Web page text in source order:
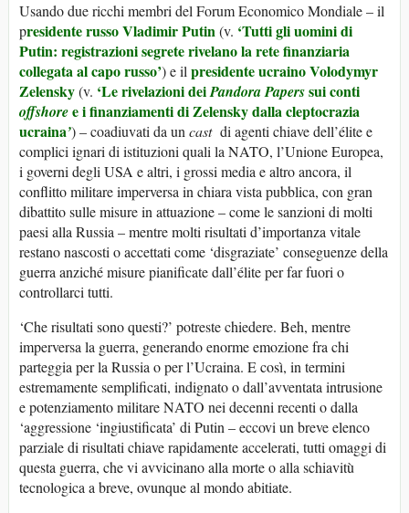
Usando due ricchi membri del Forum Economico Mondiale – il
presidente russo Vladimir Putin(v. ‘Tutti gli uomini di
Putin: registrazioni segrete rivelano la rete finanziaria
collegata al capo russo’) e ilpresidente ucraino Volodymyr
Zelensky(v. ‘Le rivelazioni deiPandora Paperssui conti
offshoree i finanziamenti di Zelensky dalla cleptocrazia
ucraina’) – coadiuvati da uncast di agenti chiave dell’élite e
complici ignari di istituzioni quali la NATO, l’Unione Europea,
i governi degli USA e altri, i grossi media e altro ancora, il
conflitto militare imperversa in chiara vista pubblica, con gran
dibattito sulle misure in attuazione – come le sanzioni di molti
paesi alla Russia – mentre molti risultati d’importanza vitale
restano nascosti o accettati come ‘disgraziate’ conseguenze della
guerra anziché misure pianificate dall’élite per far fuori o
controllarci tutti.
‘Che risultati sono questi?’ potreste chiedere. Beh, mentre
imperversa la guerra, generando enorme emozione fra chi
parteggia per la Russia o per l’Ucraina. E così, in termini
estremamente semplificati, indignato o dall’avventata intrusione
e potenziamento militare NATO nei decenni recenti o dalla
‘aggressione ‘ingiustificata’ di Putin – eccovi un breve elenco
parziale di risultati chiave rapidamente accelerati, tutti omaggi di
questa guerra, che vi avvicinano alla morte o alla schiavitù
tecnologica a breve, ovunque al mondo abitiate.